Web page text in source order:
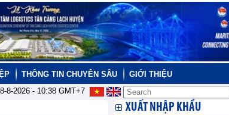
THÔNG TIN CHUYÊN SÂU
GIỚI THIỆU
8-2026 - 10:38GMT+7
XUẤT NHẬP KHẨU